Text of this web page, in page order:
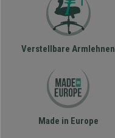
Verstellbare Armlehnen
Made in Europe